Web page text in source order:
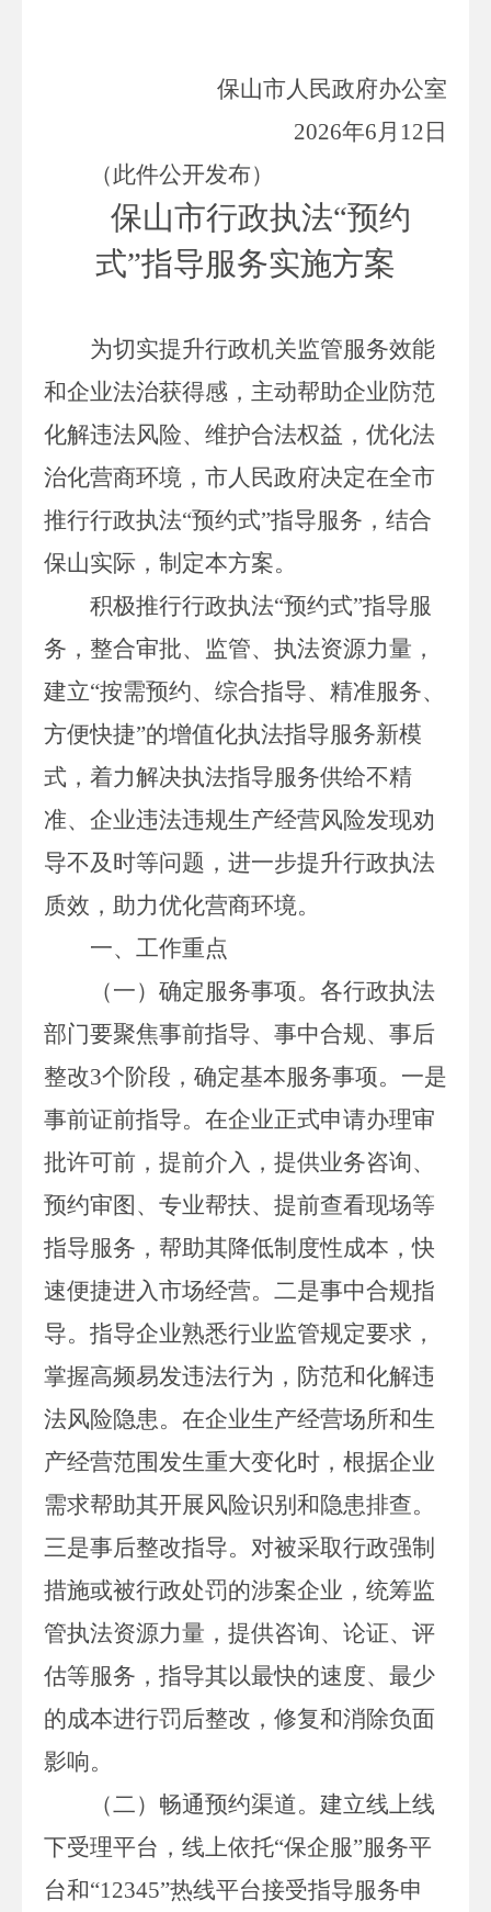
保山市人民政府办公室
2026年6月 12 日
（此件公开发布）
保山市行政执法“预约
式”指导服务实施方案
为切实提升行政机关监管服务效能
和企业法治获得感，主动帮助企业防范
化解违法风险、维护合法权益，优化法
治化营商环境，市人民政府决定在全市
推行行政执法“预约式”指导服务，结合
保山实际，制定本方案。
积极推行行政执法“预约式”指导服
务，整合审批、监管、执法资源力量，
建立“按需预约、综合指导、精准服务、
方便快捷”的增值化执法指导服务新模
式，着力解决执法指导服务供给不精
准、企业违法违规生产经营风险发现劝
导不及时等问题，进一步提升行政执法
质效，助力优化营商环境。
一、 工作重点
（一）确定服务事项。 各行政执法
部门要聚焦事前指导、事中合规、事后
整改3个阶段，确定基本服务事项。一是
事前证前指导。在企业正式申请办理审
批许可前，提前介入，提供业务咨询、
预约审图、专业帮扶、提前查看现场等
指导服务，帮助其降低制度性成本，快
速便捷进入市场经营。二是事中合规指
导。指导企业熟悉行业监管规定要求，
掌握高频易发违法行为，防范和化解违
法风险隐患。在企业生产经营场所和生
产经营范围发生重大变化时，根据企业
需求帮助其开展风险识别和隐患排查。
三是事后整改指导。对被采取行政强制
措施或被行政处罚的涉案企业，统筹监
管执法资源力量，提供咨询、论证、评
估等服务，指导其以最快的速度、最少
的成本进行罚后整改，修复和消除负面
影响。
（二）畅通预约渠道。 建立线上线
下受理平台，线上依托“保企服”服务平
台和“12345”热线平台接受指导服务申